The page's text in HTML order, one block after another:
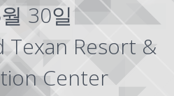
30일
Texan Resort &
Center